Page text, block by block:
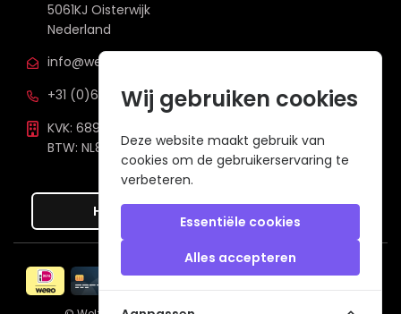
5061KJ Oisterwijk
Nederland
info@welzh.nl
+31 (0)6 26 51 83 20
KVK: 68977387
BTW: NL857672988B01
Hier de overeenkomst ontbinden
Veilig betalen met
Wij gebruiken cookies
Deze website maakt gebruik van
cookies om de gebruikerservaring te
verbeteren.
Essentiële cookies
Alles accepteren